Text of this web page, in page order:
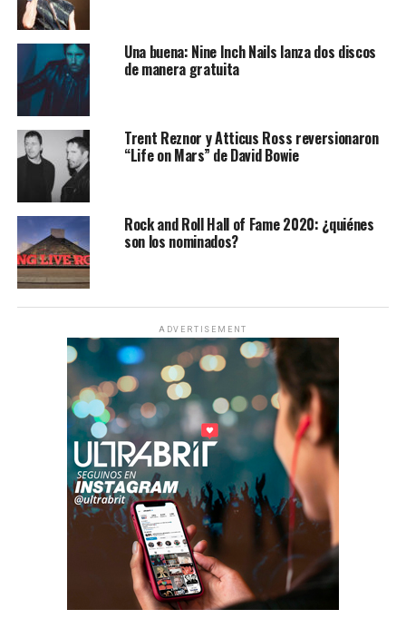
Una buena: Nine Inch Nails lanza dos discos
de manera gratuita
Trent Reznor y Atticus Ross reversionaron
“Life on Mars” de David Bowie
Rock and Roll Hall of Fame 2020: ¿quiénes
son los nominados?
ADVERTISEMENT